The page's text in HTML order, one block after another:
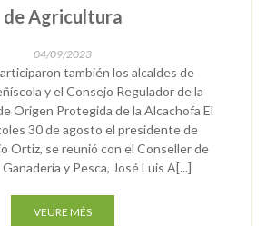
de Agricultura
04/09/2023
también los alcaldes de
y el Consejo Regulador de la
Origen Protegida de la Alcachofa El
30 de agosto el presidente de
Ortiz, se reunió con el Conseller de
y Pesca, José Luis A[...]
VEURE MÉS